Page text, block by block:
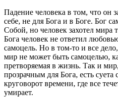
Падение человека в том, что он
себе, не для Бога и в Боге. Бог
Собой, но человек захотел мира
Бога человек не ответил
самоцель. Но в том-то и все
мир не может быть самоцелью,
претворяемая в жизнь. Так и
прозрачным для Бога, есть
круговорот времени, где все
умирает.